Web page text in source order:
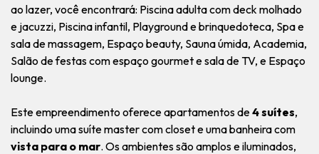
ao lazer, você encontrará: Piscina adulta com deck molhado
e jacuzzi, Piscina infantil, Playground e brinquedoteca, Spa e
sala de massagem, Espaço beauty, Sauna úmida, Academia,
Salão de festas com espaço gourmet e sala de TV, e Espaço
lounge.
Este empreendimento oferece apartamentos de4 suítes,
incluindo uma suíte master com closet e uma banheira com
vista para o mar. Os ambientes são amplos e iluminados,